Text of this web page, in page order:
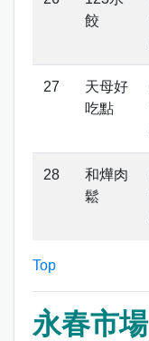
餃
天母好
吃點
和燁肉
鬆
Top
永春市場